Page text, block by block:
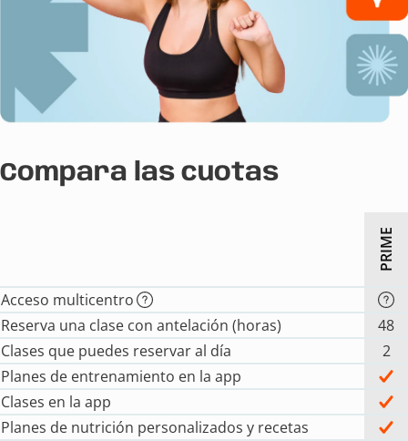
Compara las cuotas
PRIME
Acceso multicentro
Reserva una clase con antelación (horas)
48
Clases que puedes reservar al día
2
Planes de entrenamiento en la app
Clases en la app
Planes de nutrición personalizados y recetas